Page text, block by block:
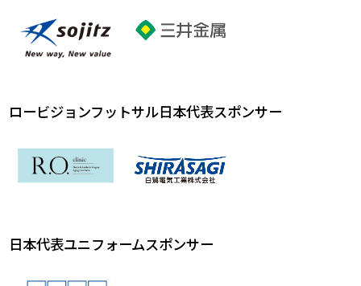
ロービジョンフットサル日本代表スポンサー
日本代表ユニフォームスポンサー